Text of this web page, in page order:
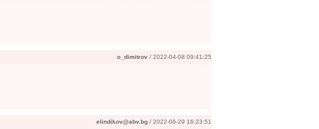
o_dimitrov / 2022-04-08 09:41:25
elindikov@abv.bg / 2022-06-29 16:23:51